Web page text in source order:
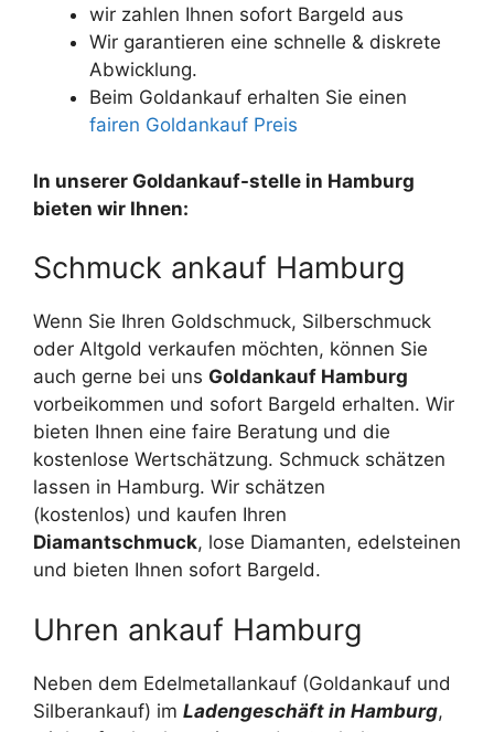
wir zahlen Ihnen sofort Bargeld aus
Wir garantieren eine schnelle & diskrete
Abwicklung.
Beim Goldankauf erhalten Sie einen
fairen Goldankauf Preis
In unserer Goldankauf-stelle in Hamburg
bieten wir Ihnen:
Schmuck ankauf Hamburg
Wenn Sie Ihren Goldschmuck, Silberschmuck
oder Altgold verkaufen möchten, können Sie
auch gerne bei uns Goldankauf Hamburg
vorbeikommen und sofort Bargeld erhalten. Wir
bieten Ihnen eine faire Beratung und die
kostenlose Wertschätzung. Schmuck schätzen
lassen in Hamburg. Wir schätzen
(kostenlos) und kaufen Ihren
Diamantschmuck, lose Diamanten, edelsteinen
und bieten Ihnen sofort Bargeld.
Uhren ankauf Hamburg
Neben dem Edelmetallankauf (Goldankauf und
Silberankauf) im Ladengeschäft in Hamburg,